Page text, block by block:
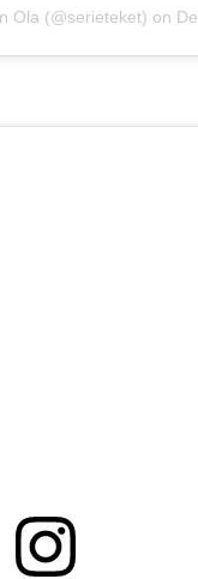
Ola (@serieteket) on